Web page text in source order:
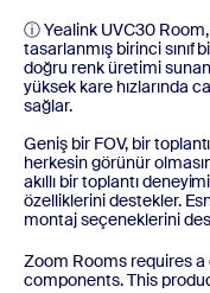
ⓘ Yealink UVC30 Room,
tasarlanmış birinci sınıf
doğru renk üretimi
yüksek kare hızlarında
sağlar.
Geniş bir FOV, bir
herkesin görünür
akıllı bir toplantı
özelliklerini destekler.
montaj seçeneklerini
Zoom Rooms requires
components. This